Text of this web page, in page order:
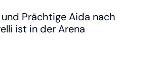
Prächtige Aida nach
ist in der Arena